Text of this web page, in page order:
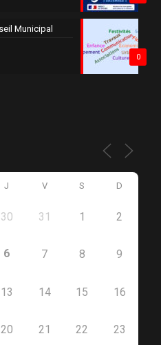
0
Municipal
J V S D
30 31 1 2
6 7 8 9
13 14 15 16
20 21 22 23